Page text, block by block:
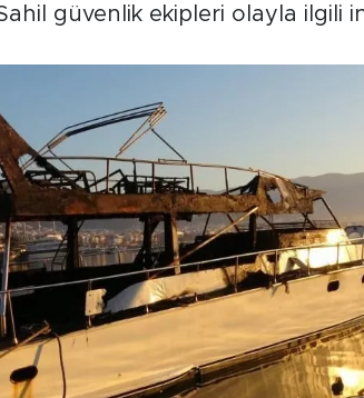
güvenlik ekipleri olayla ilgili